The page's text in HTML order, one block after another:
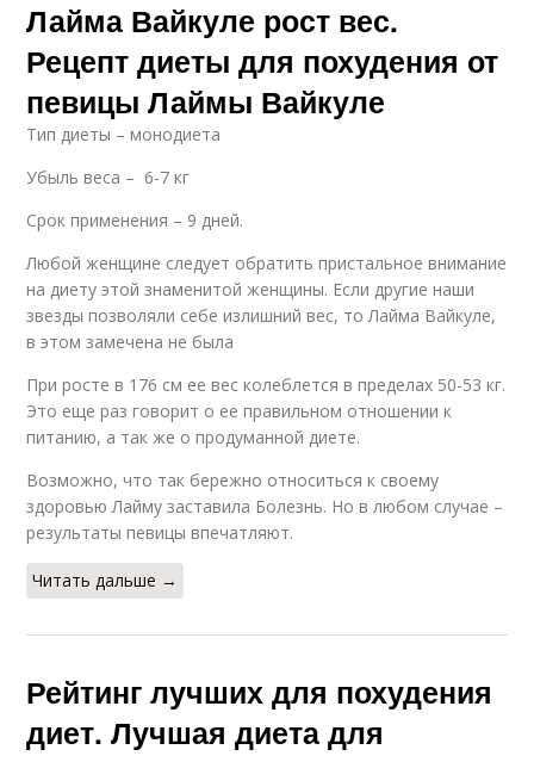
Лайма Вайкуле рост вес.
Рецепт диеты для похудения от
певицы Лаймы Вайкуле
Тип диеты – монодиета
Убыль веса – 6-7 кг
Срок применения – 9 дней.
Любой женщине следует обратить пристальное внимание
на диету этой знаменитой женщины. Если другие наши
звезды позволяли себе излишний вес, то Лайма Вайкуле,
в этом замечена не была
При росте в 176 см ее вес колеблется в пределах 50-53 кг.
Это еще раз говорит о ее правильном отношении к
питанию, а так же о продуманной диете.
Возможно, что так бережно относиться к своему
здоровью Лайму заставила Болезнь. Но в любом случае –
результаты певицы впечатляют.
Читать дальше →
Рейтинг лучших для похудения
диет. Лучшая диета для